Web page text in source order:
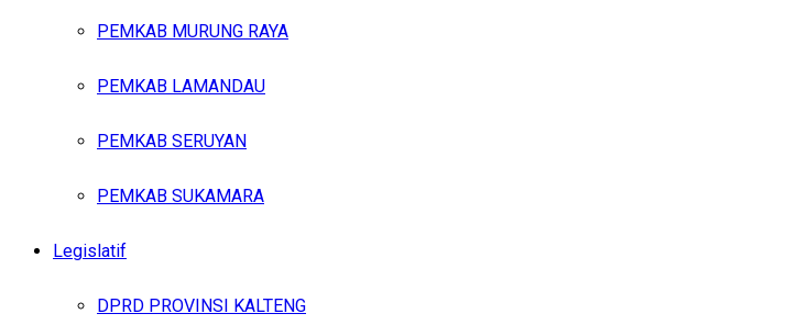
PEMKAB MURUNG RAYA
PEMKAB LAMANDAU
PEMKAB SERUYAN
PEMKAB SUKAMARA
Legislatif
DPRD PROVINSI KALTENG